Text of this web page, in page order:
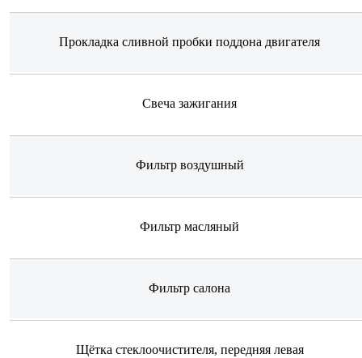
Прокладка сливной пробки поддона двигателя
Свеча зажигания
Фильтр воздушный
Фильтр масляный
Фильтр салона
Щётка стеклоочистителя, передняя левая